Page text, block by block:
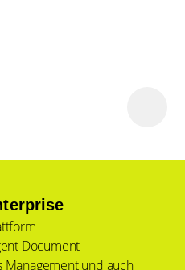
Document
Management und auch